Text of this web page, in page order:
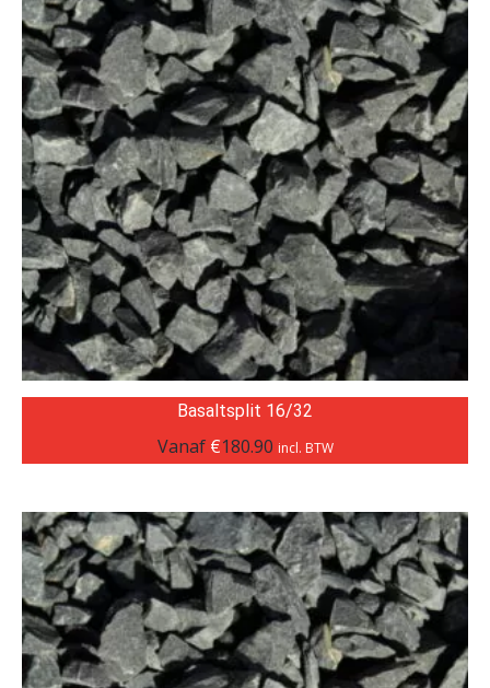
Basaltsplit 16/32
Vanaf €180.90 incl. BTW